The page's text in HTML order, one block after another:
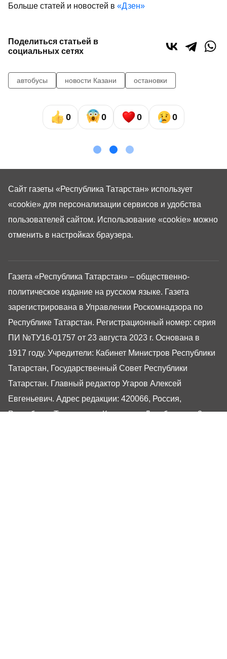
Больше статей и новостей в «Дзен»
Поделиться статьей в
социальных сетях
автобусы новости Казани остановки
0 0 0 0
Газета «Республика Татарстан» – общественно-
политическое издание на русском языке. Газета
зарегистрирована в Управлении Роскомнадзора по
Республике Татарстан. Регистрационный номер: серия
ПИ №ТУ16-01757 от 23 августа 2023 г. Основана в
1917 году. Учредители: Кабинет Министров Республики
Татарстан, Государственный Совет Республики
Татарстан. Главный редактор Угаров Алексей
Евгеньевич. Адрес редакции: 420066, Россия,
Республика Татарстан, г. Казань, ул. Декабристов, 2
Сайт газеты «Республика Татарстан» использует
«cookie» для персонализации сервисов и удобства
пользователей сайтом. Использование «cookie» можно
отменить в настройках браузера.